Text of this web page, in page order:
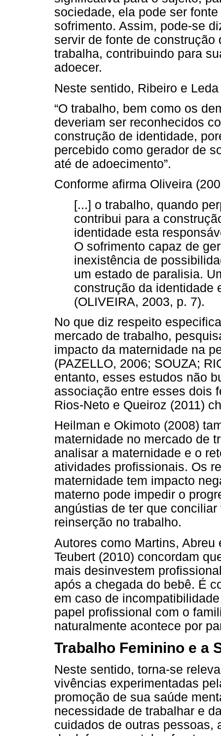
sociedade, ela pode ser
sofrimento. Assim, pode-se
servir de fonte de
trabalha, contribuindo para
adoecer.
Neste sentido, Ribeiro e
“O trabalho, bem como os
deveriam ser reconhecidos
construção de identidade,
percebido como gerador de
até de adoecimento”.
Conforme afirma Oliveira
[...] o trabalho, quando
contribui para a
identidade esta
O sofrimento capaz de
inexistência de
um estado de paralisia.
construção da identidade
(OLIVEIRA, 2003, p. 7).
No que diz respeito
mercado de trabalho,
impacto da maternidade na
(PAZELLO, 2006; SOUZA;
entanto, esses estudos não
associação entre esses dois
Rios-Neto e Queiroz (2011)
Heilman e Okimoto (2008)
maternidade no mercado de
analisar a maternidade e o
atividades profissionais. Os
maternidade tem impacto
materno pode impedir o
angústias de ter que
reinserção no trabalho.
Autores como Martins,
Teubert (2010) concordam
mais desinvestem
após a chegada do bebê. É
em caso de
papel profissional com o
naturalmente acontece por
Trabalho Feminino e a
Neste sentido, torna-se
vivências experimentadas
promoção de sua saúde
necessidade de trabalhar e
cuidados de outras pessoas,